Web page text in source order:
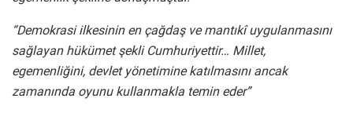
“Demokrasi ilkesinin en çağdaş ve mantıkî uygulanmasını
sağlayan hükümet şekli Cumhuriyettir… Millet,
egemenliğini, devlet yönetimine katılmasını ancak
zamanında oyunu kullanmakla temin eder”